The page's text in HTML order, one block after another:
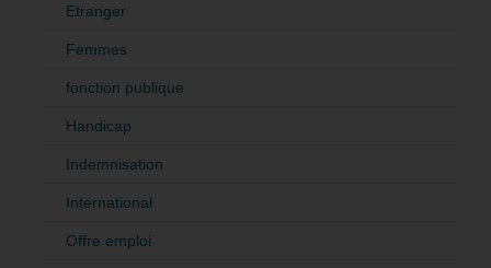
Etranger
Femmes
fonction publique
Handicap
Indemnisation
International
Offre emploi